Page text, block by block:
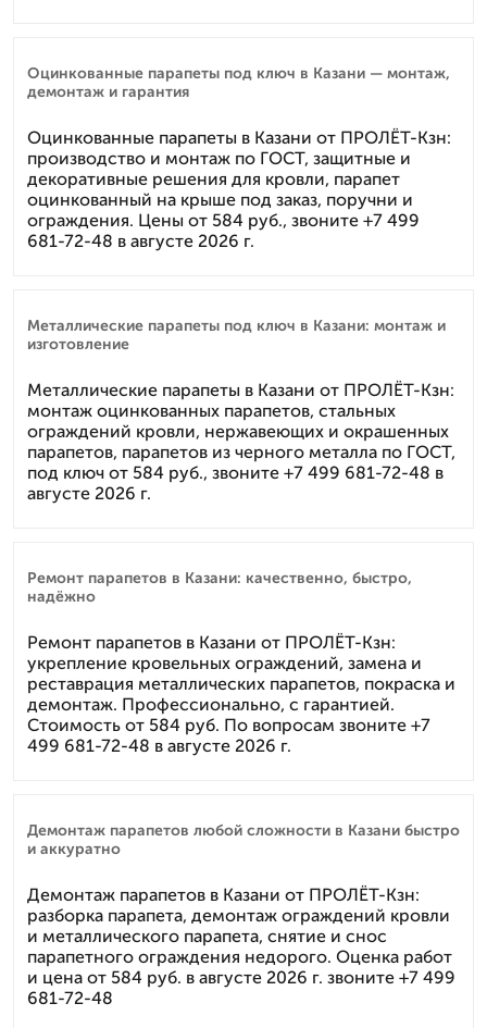
Оцинкованные парапеты под ключ в Казани — монтаж,
демонтаж и гарантия
Оцинкованные парапеты в Казани от ПРОЛЁТ-Кзн:
производство и монтаж по ГОСТ, защитные и
декоративные решения для кровли, парапет
оцинкованный на крыше под заказ, поручни и
ограждения. Цены от 584 руб., звоните +7 499
681-72-48 в августе 2026 г.
Металлические парапеты под ключ в Казани: монтаж и
изготовление
Металлические парапеты в Казани от ПРОЛЁТ-Кзн:
монтаж оцинкованных парапетов, стальных
ограждений кровли, нержавеющих и окрашенных
парапетов, парапетов из черного металла по ГОСТ,
под ключ от 584 руб., звоните +7 499 681-72-48 в
августе 2026 г.
Ремонт парапетов в Казани: качественно, быстро,
надёжно
Ремонт парапетов в Казани от ПРОЛЁТ-Кзн:
укрепление кровельных ограждений, замена и
реставрация металлических парапетов, покраска и
демонтаж. Профессионально, с гарантией.
Стоимость от 584 руб. По вопросам звоните +7
499 681-72-48 в августе 2026 г.
Демонтаж парапетов любой сложности в Казани быстро
и аккуратно
Демонтаж парапетов в Казани от ПРОЛЁТ-Кзн:
разборка парапета, демонтаж ограждений кровли
и металлического парапета, снятие и снос
парапетного ограждения недорого. Оценка работ
и цена от 584 руб. в августе 2026 г. звоните +7 499
681-72-48